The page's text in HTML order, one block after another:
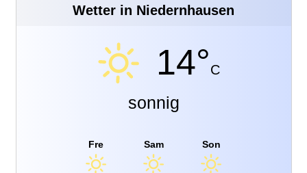
Wetter in Niedernhausen
14°C
sonnig
Fre Sam Son